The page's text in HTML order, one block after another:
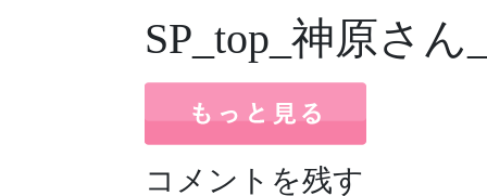
SP_top_神原さん
コメントを残す